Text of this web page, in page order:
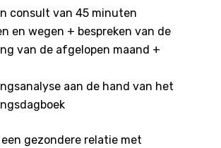
consult van 45 minuten
en wegen + bespreken van de
van de afgelopen maand +
aan de hand van het
gezondere relatie met